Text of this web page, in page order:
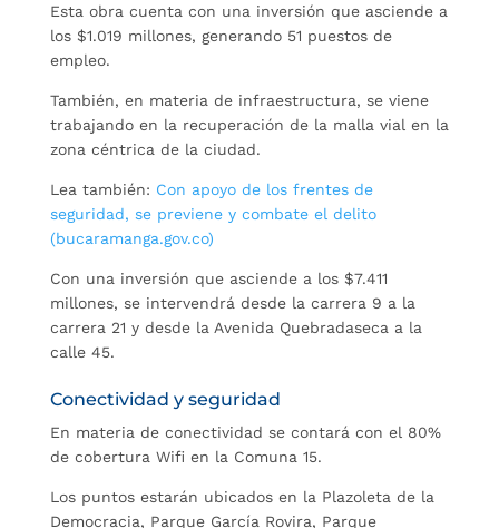
Esta obra cuenta con una inversión que asciende a
los $1.019 millones, generando 51 puestos de
empleo.
También, en materia de infraestructura, se viene
trabajando en la recuperación de la malla vial en la
zona céntrica de la ciudad.
Lea también: Con apoyo de los frentes de
seguridad, se previene y combate el delito
(bucaramanga.gov.co)
Con una inversión que asciende a los $7.411
millones, se intervendrá desde la carrera 9 a la
carrera 21 y desde la Avenida Quebradaseca a la
calle 45.
Conectividad y seguridad
En materia de conectividad se contará con el 80%
de cobertura Wifi en la Comuna 15.
Los puntos estarán ubicados en la Plazoleta de la
Democracia, Parque García Rovira, Parque